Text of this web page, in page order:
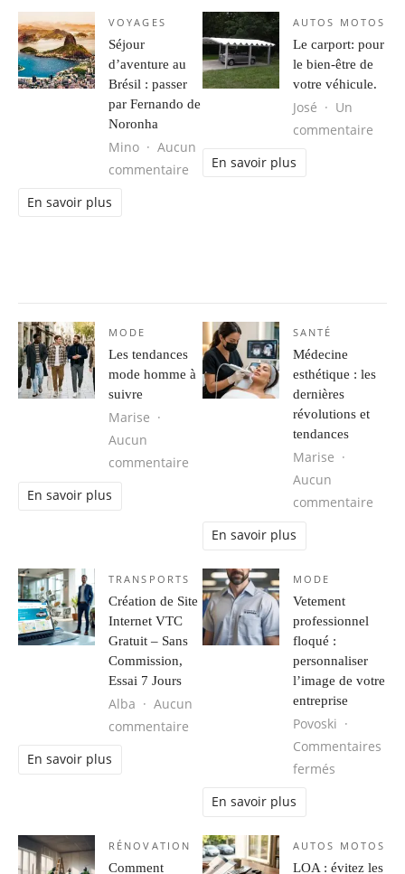
VOYAGES
Séjour
d’aventure au
Brésil : passer
par Fernando de
Noronha
Mino
Aucun
commentaire sur Séjour d’aventure au Brésil :
En savoir plus
AUTOS MOTOS
Le carport: pour
le bien-être de
votre véhicule.
José
Un
commentaire
En savoir plus
MODE
Les tendances
mode homme à
suivre
Marise
Aucun
commentaire sur Les tendances mode homme à
En savoir plus
SANTÉ
Médecine
esthétique : les
dernières
révolutions et
tendances
Marise
Aucun
commentaire
En savoir plus
TRANSPORTS
Création de Site
Internet VTC
Gratuit – Sans
Commission,
Essai 7 Jours
Alba
Aucun
commentaire sur Création de Site Internet VTC
En savoir plus
MODE
Vetement
professionnel
floqué :
personnaliser
l’image de votre
entreprise
Povoski
Commentaires
fermés
En savoir plus
RÉNOVATION
Comment
AUTOS MOTOS
LOA : évitez les